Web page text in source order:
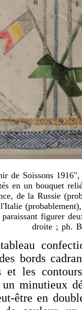
de Soissons
en un bouquet
de la Russie
figurer
droite ; ph.
bords
et les
minutieux
être en